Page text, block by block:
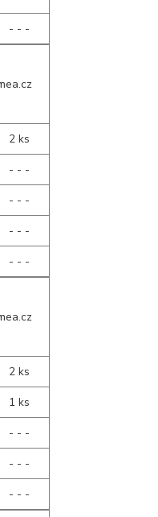
- - -
2 ks
- - -
- - -
- - -
- - -
2 ks
1 ks
- - -
- - -
- - -